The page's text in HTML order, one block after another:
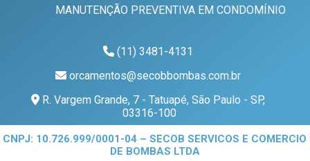
MANUTENÇÃO PREVENTIVA EM CONDOMÍNIO
(11) 3481-4131
orcamentos@secobbombas.com.br
R. Vargem Grande, 7 - Tatuapé, São Paulo - SP,
03316-100
CNPJ: 10.726.999/0001-04 – SECOB SERVICOS E COMERCIO
DE BOMBAS LTDA